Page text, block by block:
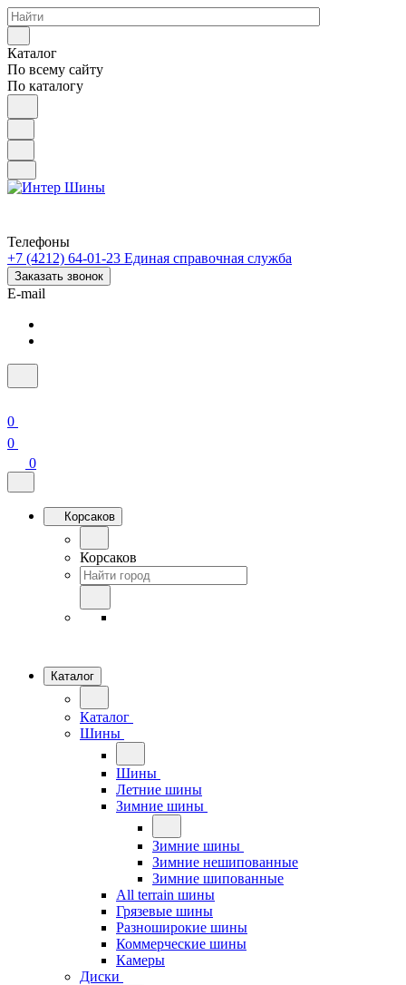
Каталог
По всему сайту
По каталогу
Телефоны
+7 (4212) 64-01-23 Единая справочная служба
Заказать звонок
E-mail
0
0
0
Корсаков
Корсаков
Каталог
Каталог
Шины
Шины
Летние шины
Зимние шины
Зимние шины
Зимние нешипованные
Зимние шипованные
All terrain шины
Грязевые шины
Разноширокие шины
Коммерческие шины
Камеры
Диски